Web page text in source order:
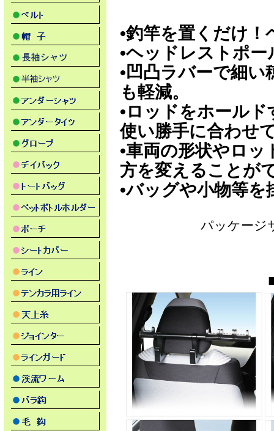
•釣竿を置くだけ
•ヘッドレストポ
•凹凸ラバーで細
も軽減。
•ロッドをホール
使い勝手に合わせ
•車両の形状やロ
方を変えることが
•バッグや小物等
パッケージ